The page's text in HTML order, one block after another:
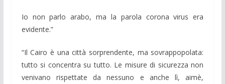
Io non parlo arabo, ma la parola corona virus era
evidente.”
“Il Cairo è una città sorprendente, ma sovrappopolata:
tutto si concentra su tutto. Le misure di sicurezza non
venivano rispettate da nessuno e anche lì, aimè,